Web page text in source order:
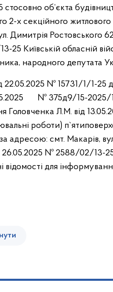
об’єкта
2-х секційного
Димитрія Ростовського
Київській обласній
народного депутата
22.05.2025 № 15731/1/1-25
№ 375д9/15-2025/
Л.М. від
роботи)
адресою: смт. Макарів,
№ 2588/02/13-25
відомості для